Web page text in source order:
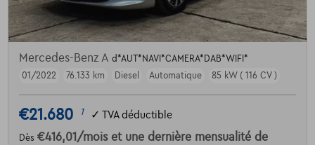
Mercedes-Benz A d*AUT*NAVI*CAMERA*DAB*WIFI*
01/2022
76.133 km Diesel Automatique 85 kW ( 116 CV )
€21.680 1 ✓ TVA déductible
Dès €416,01 /mois et une dernière mensualité de